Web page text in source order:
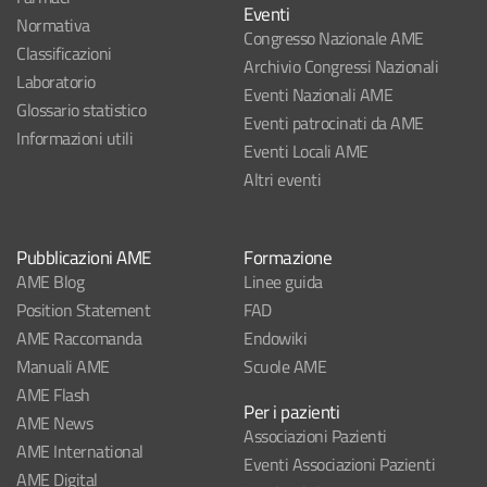
Normativa
Classificazioni
Laboratorio
Glossario statistico
Informazioni utili
Eventi
Congresso Nazionale AME
Archivio Congressi Nazionali
Eventi Nazionali AME
Eventi patrocinati da AME
Eventi Locali AME
Altri eventi
Pubblicazioni AME
AME Blog
Position Statement
AME Raccomanda
Manuali AME
AME Flash
AME News
AME International
AME Digital
Formazione
Linee guida
FAD
Endowiki
Scuole AME
Per i pazienti
Associazioni Pazienti
Eventi Associazioni Pazienti